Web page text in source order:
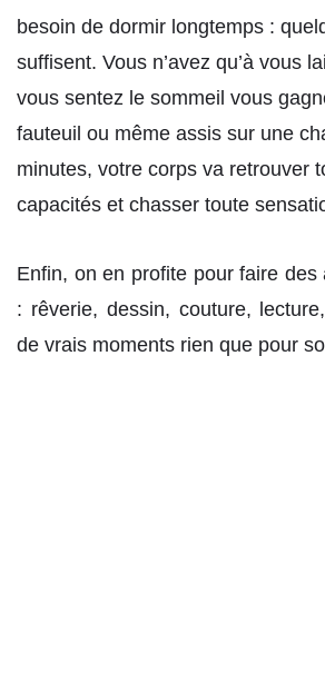
besoin de dormir longtemps :
suffisent. Vous n’avez qu’à vous
vous sentez le sommeil vous
fauteuil ou même assis sur une
minutes, votre corps va retrouver
capacités et chasser toute
Enfin, on en profite pour faire des
: rêverie, dessin, couture,
de vrais moments rien que pour